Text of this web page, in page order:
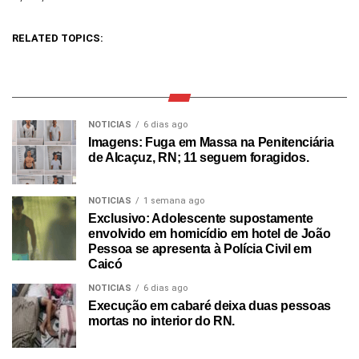
RELATED TOPICS:
NOTICIAS 6 dias ago
Imagens: Fuga em Massa na Penitenciária
de Alcaçuz, RN; 11 seguem foragidos.
NOTICIAS 1 semana ago
Exclusivo: Adolescente supostamente
envolvido em homicídio em hotel de João
Pessoa se apresenta à Polícia Civil em
Caicó
NOTICIAS 6 dias ago
Execução em cabaré deixa duas pessoas
mortas no interior do RN.